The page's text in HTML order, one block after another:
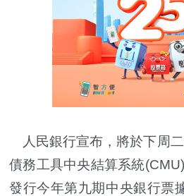
人民銀行宣布，將於下周
債務工具中央結算系統
發行今年第九期中央銀行票